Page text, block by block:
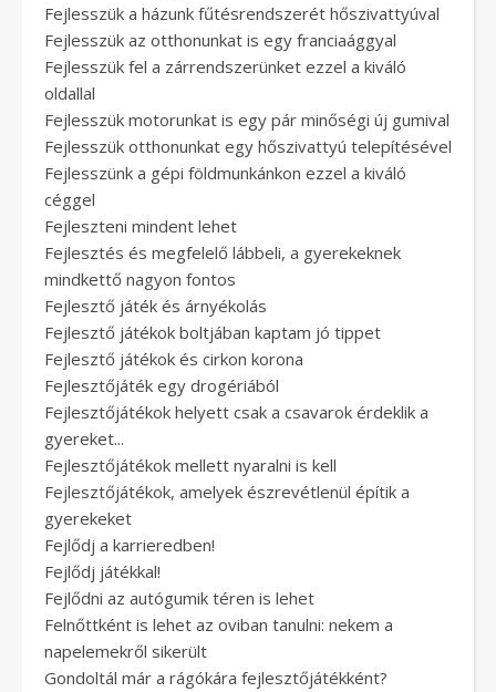
Fejlesszük a házunk fűtésrendszerét hőszivattyúval
Fejlesszük az otthonunkat is egy franciaággyal
Fejlesszük fel a zárrendszerünket ezzel a kiváló
oldallal
Fejlesszük motorunkat is egy pár minőségi új gumival
Fejlesszük otthonunkat egy hőszivattyú telepítésével
Fejlesszünk a gépi földmunkánkon ezzel a kiváló
céggel
Fejleszteni mindent lehet
Fejlesztés és megfelelő lábbeli, a gyerekeknek
mindkettő nagyon fontos
Fejlesztő játék és árnyékolás
Fejlesztő játékok boltjában kaptam jó tippet
Fejlesztő játékok és cirkon korona
Fejlesztőjáték egy drogériából
Fejlesztőjátékok helyett csak a csavarok érdeklik a
gyereket...
Fejlesztőjátékok mellett nyaralni is kell
Fejlesztőjátékok, amelyek észrevétlenül építik a
gyerekeket
Fejlődj a karrieredben!
Fejlődj játékkal!
Fejlődni az autógumik téren is lehet
Felnőttként is lehet az oviban tanulni: nekem a
napelemekről sikerült
Gondoltál már a rágókára fejlesztőjátékként?